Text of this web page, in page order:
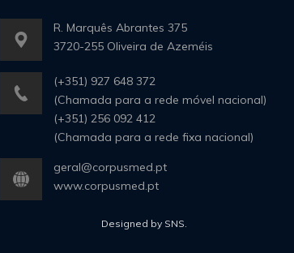
R. Marquês Abrantes 375
3720-255 Oliveira de Azeméis
(+351) 927 648 372
(Chamada para a rede móvel nacional)
(+351) 256 092 412
(Chamada para a rede fixa nacional)
geral@corpusmed.pt
www.corpusmed.pt
Designed by SNS.